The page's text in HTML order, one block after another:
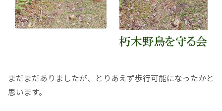
まだまだありましたが、とりあえず歩行可能になったかと
思います。